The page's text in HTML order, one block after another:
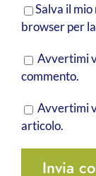
Salva il
browser per
Avvertimi
commento.
Avvertimi
articolo.